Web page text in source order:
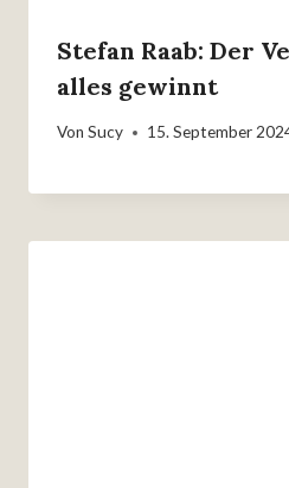
Stefan Raab: Der
alles gewinnt
Von Sucy 15. September